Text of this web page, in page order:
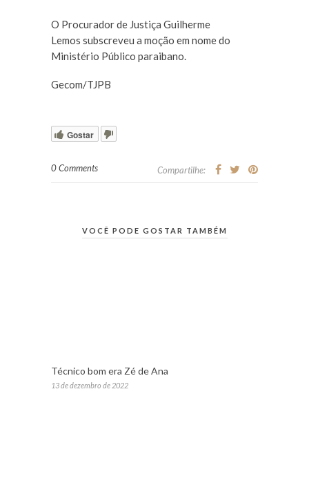
O Procurador de Justiça Guilherme
Lemos subscreveu a moção em nome do
Ministério Público paraibano.
Gecom/TJPB
Gostar
0 Comments Compartilhe:
VOCÊ PODE GOSTAR TAMBÉM
Técnico bom era Zé de Ana
13 de dezembro de 2022